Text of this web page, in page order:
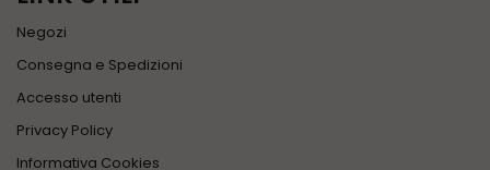
Negozi
Consegna e Spedizioni
Accesso utenti
Privacy Policy
Informativa Cookies